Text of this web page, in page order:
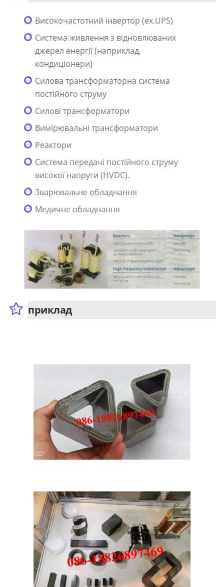
Високочастотний інвертор (ex.UPS)
Система живлення з відновлюваних
джерел енергії (наприклад,
кондиціонери)
Силова трансформаторна система
постійного струму
Силові трансформатори
Вимірювальні трансформатори
Реактори
Система передачі постійного струму
високої напруги (HVDC).
Зварювальне обладнання
Медичне обладнання
приклад